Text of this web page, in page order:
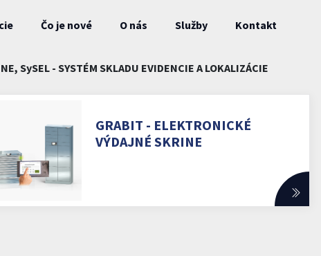
Čo je nové O nás Služby Kontakt
SySEL - SYSTÉM SKLADU EVIDENCIE A LOKALIZÁCIE
GRABIT - ELEKTRONICKÉ
VÝDAJNÉ SKRINE